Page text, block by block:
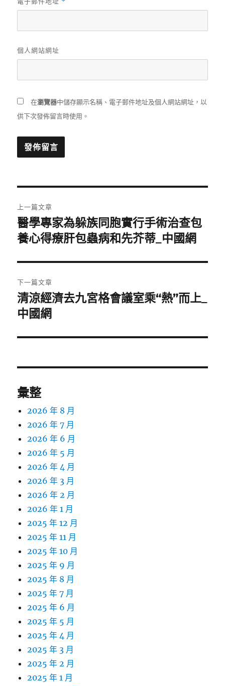
個人網站網址
在瀏覽器中儲存顯示名稱、電子郵件地址及個人網站網址，以
供下次發佈留言時使用。
章
導
覽
上一篇文章
上
一
文
章:
醫學專家為躲族同胞實行手術治查包
養心得療肝包蟲病和先芥蒂_中國網
下一篇文章
下
一
文
清涼經濟去九宮格會議室乘“熱”而上_
中國網
彙整
2026 年 8 月
2026 年 7 月
2026 年 6 月
2026 年 5 月
2026 年 4 月
2026 年 3 月
2026 年 2 月
2026 年 1 月
2025 年 12 月
2025 年 11 月
2025 年 10 月
2025 年 9 月
2025 年 8 月
2025 年 7 月
2025 年 6 月
2025 年 5 月
2025 年 4 月
2025 年 3 月
2025 年 2 月
2025 年 1 月